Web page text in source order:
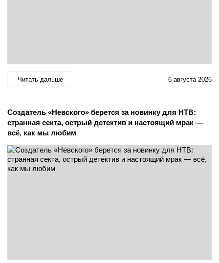
Читать дальше 6 августа 2026
Создатель «Невского» берется за новинку для НТВ:
странная секта, острый детектив и настоящий мрак —
всё, как мы любим